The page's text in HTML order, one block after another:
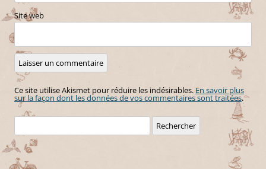
Site web
Ce site utilise Akismet pour réduire les indésirables. En savoir plus
sur la façon dont les données de vos commentaires sont traitées.